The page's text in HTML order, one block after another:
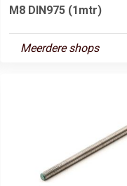
M8 DIN975 (1mtr)
Meerdere shops